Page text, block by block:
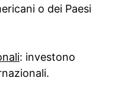
o dei Paesi
: investono